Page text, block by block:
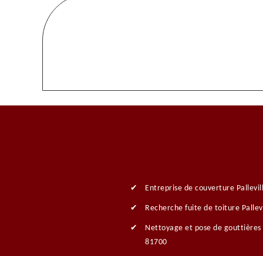
Entreprise de couverture
Recherche fuite de toiture
Nettoyage et pose de gouttières
81700